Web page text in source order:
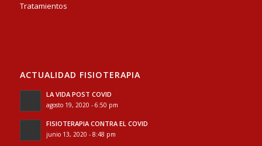
Tratamientos
ACTUALIDAD FISIOTERAPIA
LA VIDA POST COVID
agosto 19, 2020 - 6:50 pm
FISIOTERAPIA CONTRA EL COVID
junio 13, 2020 - 8:48 pm